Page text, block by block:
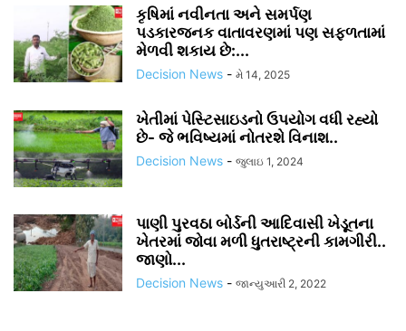
કૃષિમાં નવીનતા અને સમર્પણ
પડકારજનક વાતાવરણમાં પણ સફળતામાં
મેળવી શકાય છે:...
Decision News - મે 14, 2025
ખેતીમાં પેસ્ટિસાઇડનો ઉપયોગ વધી રહ્યો
છે- જે ભવિષ્યમાં નોતરશે વિનાશ..
Decision News - જુલાઇ 1, 2024
પાણી પુરવઠા બોર્ડની આદિવાસી ખેડૂતના
ખેતરમાં જોવા મળી ધુતરાષ્ટ્રની કામગીરી..
જાણો...
Decision News - જાન્યુઆરી 2, 2022